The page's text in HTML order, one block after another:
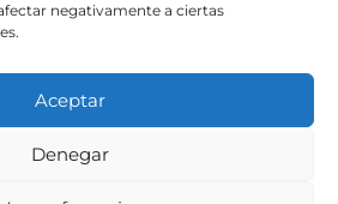
negativamente a ciertas
Aceptar
Denegar
generales de venta